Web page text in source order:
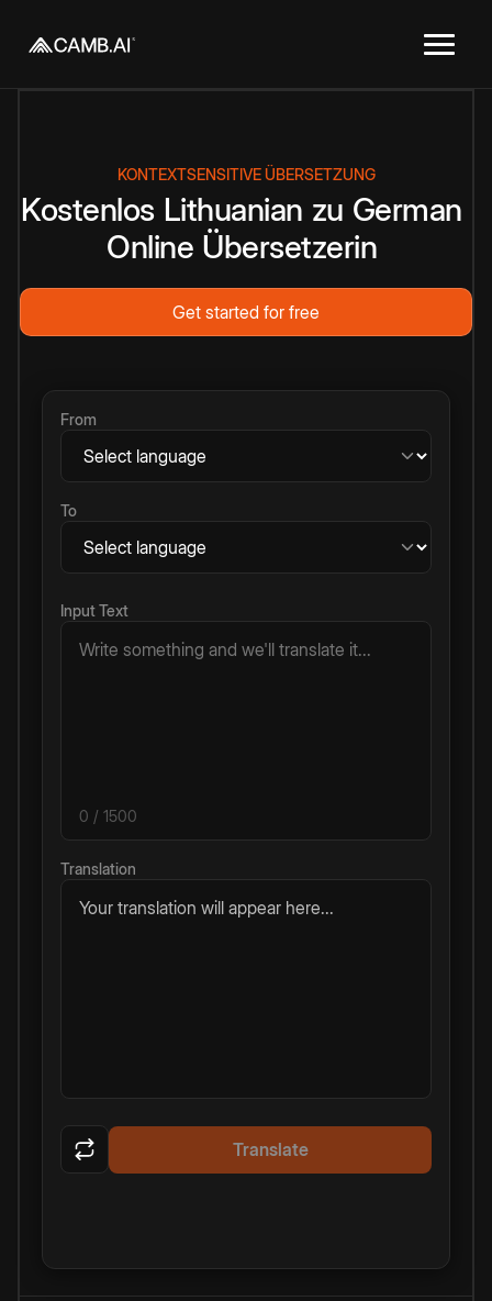
KONTEXTSENSITIVE ÜBERSETZUNG
Kostenlos Lithuanian zu German
Online Übersetzerin
Get started for free
From
To
Input Text
0 / 1500
Translation
Your translation will appear here...
Translate